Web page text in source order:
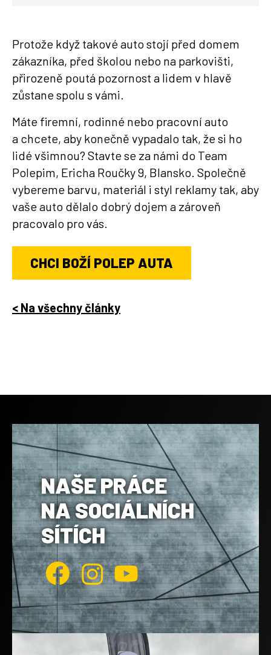
Protože když takové auto stojí před domem
zákazníka, před školou nebo na parkovišti,
přirozeně poutá pozornost a lidem v hlavě
zůstane spolu s vámi.
Máte firemní, rodinné nebo pracovní auto
a chcete, aby konečně vypadalo tak, že si ho
lidé všimnou? Stavte se za námi do Team
Polepim, Ericha Roučky 9, Blansko. Společně
vybereme barvu, materiál i styl reklamy tak, aby
vaše auto dělalo dobrý dojem a zároveň
pracovalo pro vás.
CHCI BOŽÍ POLEP AUTA
< Na všechny články
NAŠE PRÁCE
NA SOCIÁLNÍCH
SÍTÍCH